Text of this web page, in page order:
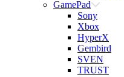
GamePad
Sony
Xbox
HyperX
Gembird
SVEN
TRUST